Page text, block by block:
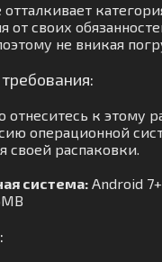
отталкивает
от своих
не вникая
отнеситесь к этому
операционной
своей распаковки.
система: Android 7+